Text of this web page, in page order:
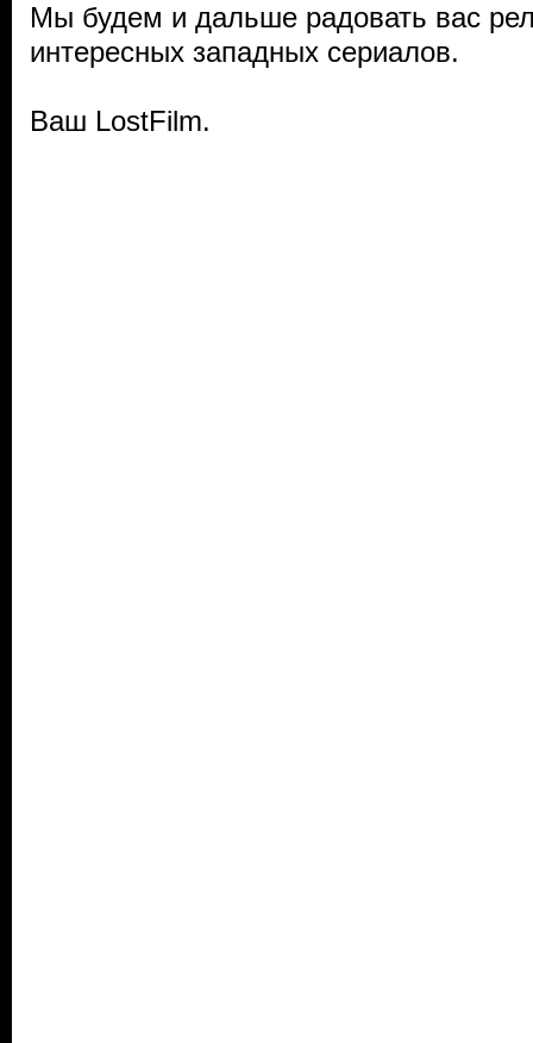
Мы будем и дальше радовать вас
интересных западных сериалов.
Ваш LostFilm.